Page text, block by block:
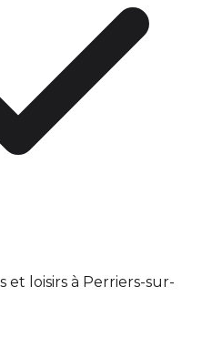
loisirs à Perriers-sur-